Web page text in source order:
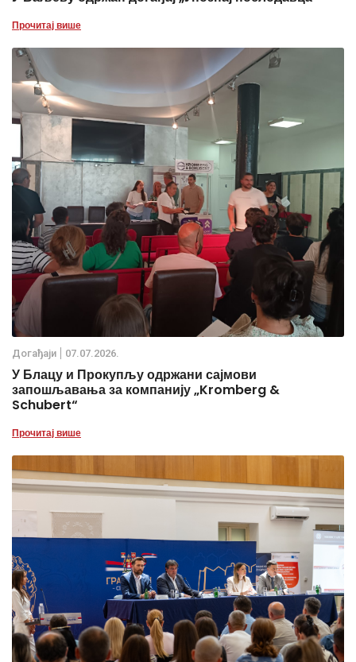
Прочитај више
Дoгађаjи 07.07.2026.
У Блацу и Прокупљу одржани сајмови
запошљавања за компанију „Kromberg &
Schubert“
Прочитај више